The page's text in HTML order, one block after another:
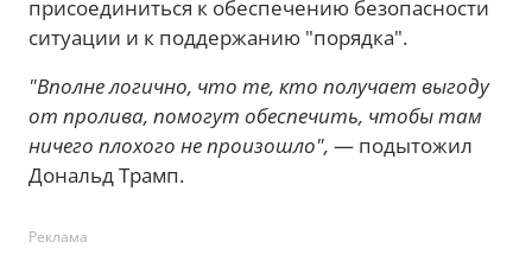
присоединиться к обеспечению безопасности
ситуации и к поддержанию "порядка".
"Вполне логично, что те, кто получает выгоду
от пролива, помогут обеспечить, чтобы там
ничего плохого не произошло", — подытожил
Дональд Трамп.
Реклама